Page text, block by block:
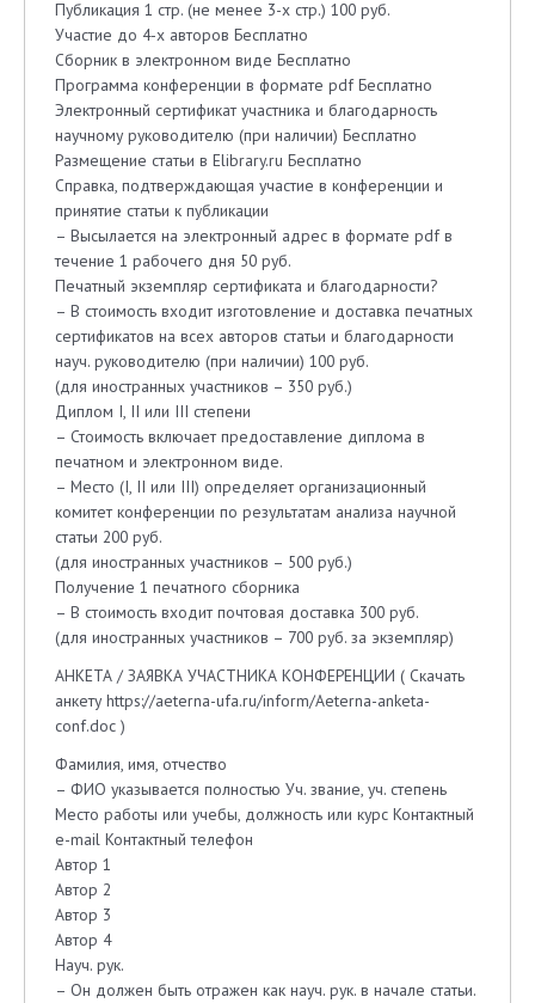
Публикация 1 стр. (не менее 3-х стр.) 100 руб.
Участие до 4-х авторов Бесплатно
Сборник в электронном виде Бесплатно
Программа конференции в формате pdf Бесплатно
Электронный сертификат участника и благодарность
научному руководителю (при наличии) Бесплатно
Размещение статьи в Elibrary.ru Бесплатно
Справка, подтверждающая участие в конференции и
принятие статьи к публикации
– Высылается на электронный адрес в формате pdf в
течение 1 рабочего дня 50 руб.
Печатный экземпляр сертификата и благодарности?
– В стоимость входит изготовление и доставка печатных
сертификатов на всех авторов статьи и благодарности
науч. руководителю (при наличии) 100 руб.
(для иностранных участников – 350 руб.)
Диплом I, II или III степени
– Стоимость включает предоставление диплома в
печатном и электронном виде.
– Место (I, II или III) определяет организационный
комитет конференции по результатам анализа научной
статьи 200 руб.
(для иностранных участников – 500 руб.)
Получение 1 печатного сборника
– В стоимость входит почтовая доставка 300 руб.
(для иностранных участников – 700 руб. за экземпляр)
АНКЕТА / ЗАЯВКА УЧАСТНИКА КОНФЕРЕНЦИИ ( Скачать
анкету https://aeterna-ufa.ru/inform/Aeterna-anketa-
conf.doc )
Фамилия, имя, отчество
– ФИО указывается полностью Уч. звание, уч. степень
Место работы или учебы, должность или курс Контактный
e-mail Контактный телефон
Автор 1
Автор 2
Автор 3
Автор 4
Науч. рук.
– Он должен быть отражен как науч. рук. в начале статьи.